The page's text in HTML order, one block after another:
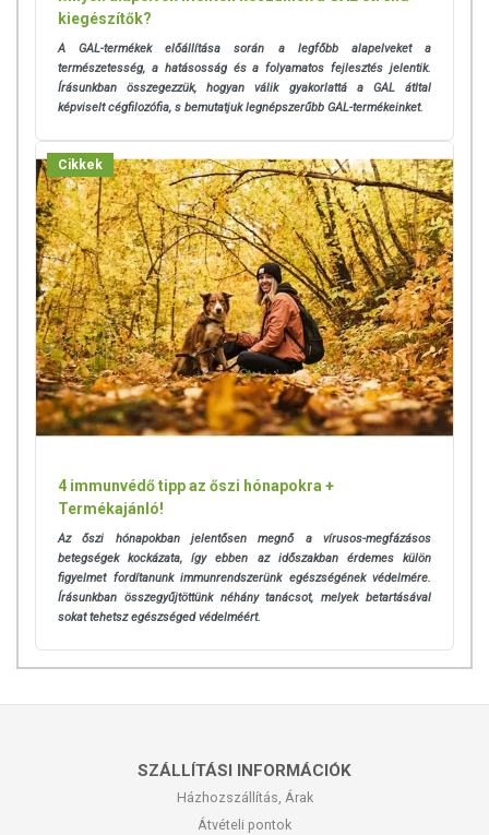
kiegészítők?
A GAL-termékek előállítása során a legfőbb alapelveket a
természetesség, a hatásosság és a folyamatos fejlesztés jelentik.
Írásunkban összegezzük, hogyan válik gyakorlattá a GAL átltal
képviselt cégfilozófia, s bemutatjuk legnépszerűbb GAL-termékeinket.
Cikkek
4 immunvédő tipp az őszi hónapokra +
Termékajánló!
Az őszi hónapokban jelentősen megnő a vírusos-megfázásos
betegségek kockázata, így ebben az időszakban érdemes külön
figyelmet fordítanunk immunrendszerünk egészségének védelmére.
Írásunkban összegyűjtöttünk néhány tanácsot, melyek betartásával
sokat tehetsz egészséged védelméért.
SZÁLLÍTÁSI INFORMÁCIÓK
Házhozszállítás, Árak
Átvételi pontok